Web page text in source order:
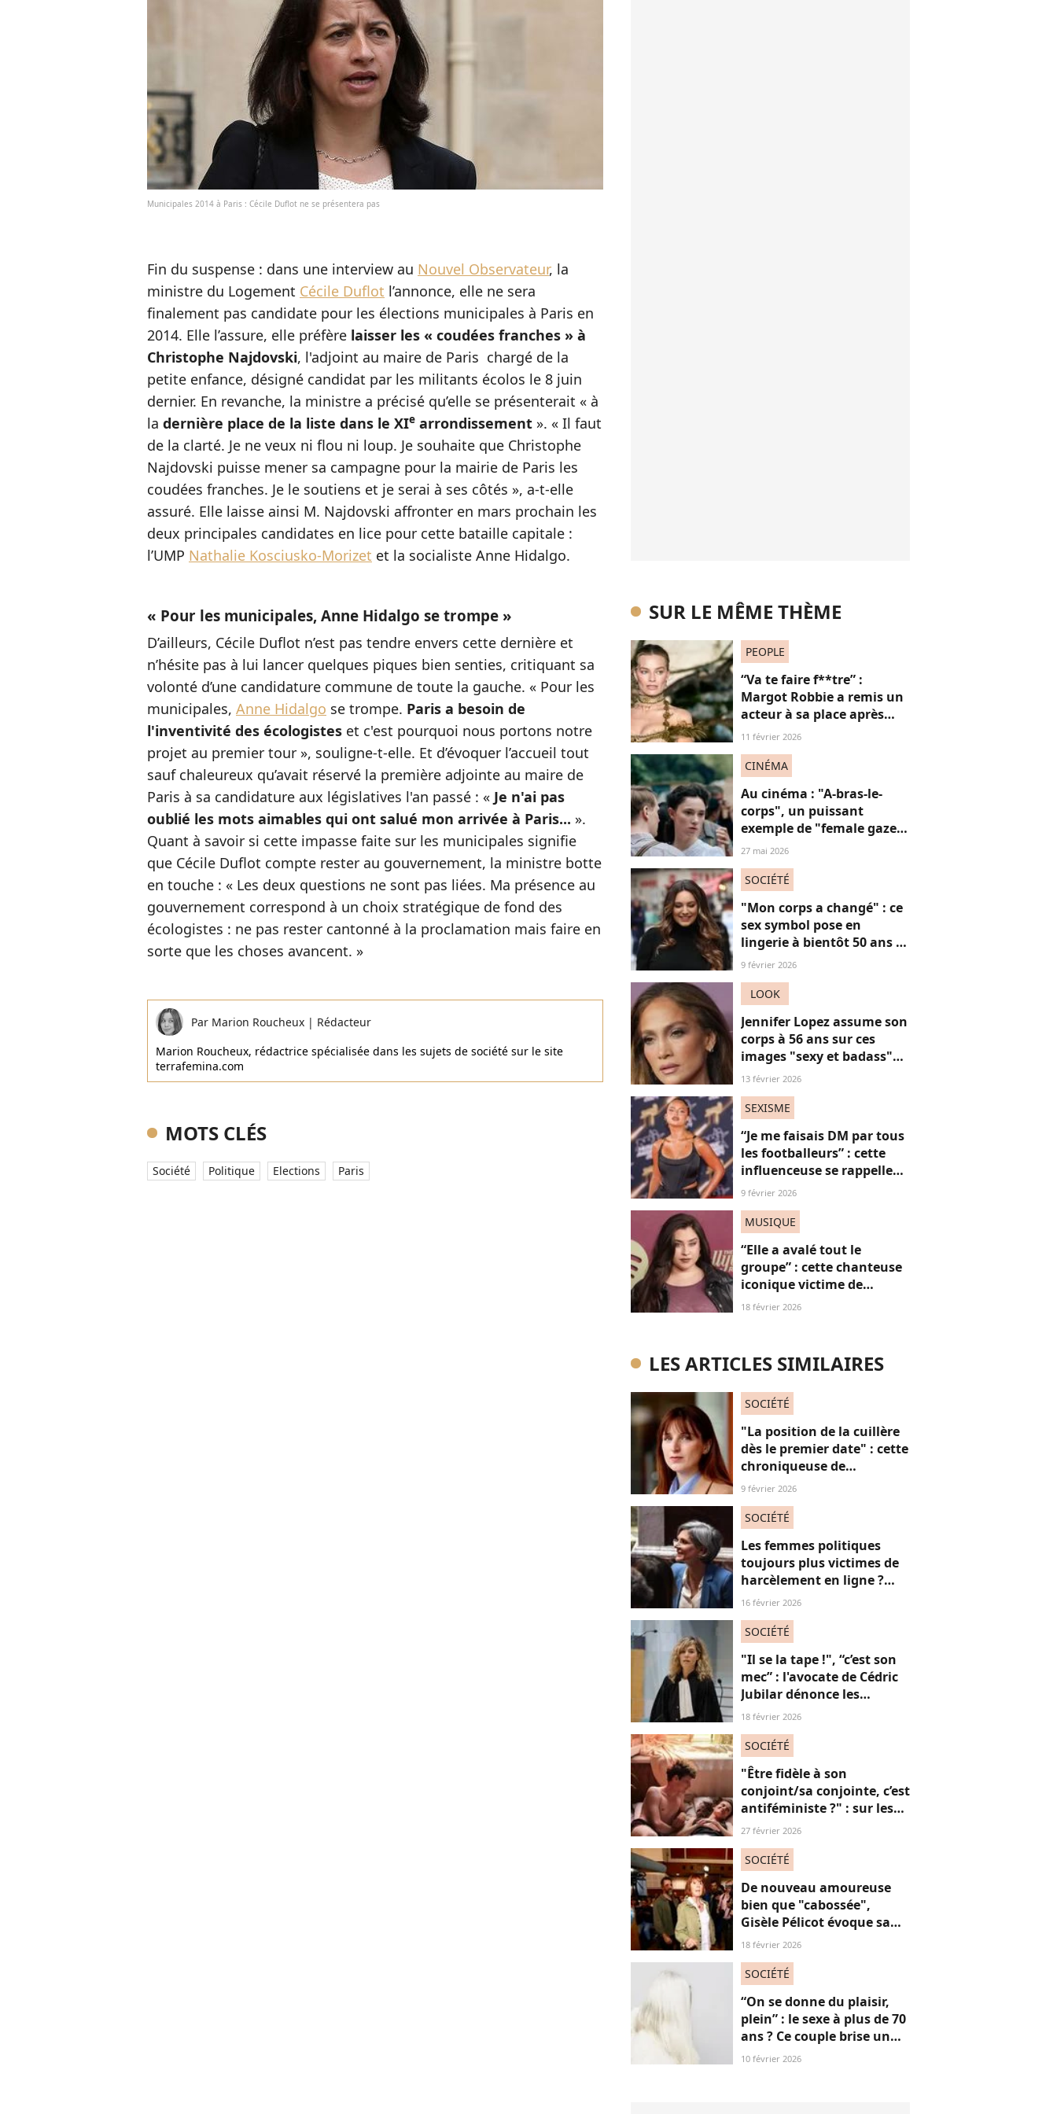
Municipales 2014 à Paris : Cécile Duflot ne se présentera pas
Fin du suspense : dans une interview au Nouvel Observateur, la
ministre du Logement Cécile Duflot l’annonce, elle ne sera
finalement pas candidate pour les élections municipales à Paris en
2014. Elle l’assure, elle préfère laisser les « coudées franches » à
Christophe Najdovski, l'adjoint au maire de Paris chargé de la
petite enfance, désigné candidat par les militants écolos le 8 juin
dernier. En revanche, la ministre a précisé qu’elle se présenterait « à
la dernière place de la liste dans le XIe arrondissement ». « Il faut
de la clarté. Je ne veux ni flou ni loup. Je souhaite que Christophe
Najdovski puisse mener sa campagne pour la mairie de Paris les
coudées franches. Je le soutiens et je serai à ses côtés », a-t-elle
assuré. Elle laisse ainsi M. Najdovski affronter en mars prochain les
deux principales candidates en lice pour cette bataille capitale :
l’UMP Nathalie Kosciusko-Morizet et la socialiste Anne Hidalgo.
« Pour les municipales, Anne Hidalgo se trompe »
D’ailleurs, Cécile Duflot n’est pas tendre envers cette dernière et
n’hésite pas à lui lancer quelques piques bien senties, critiquant sa
volonté d’une candidature commune de toute la gauche. « Pour les
municipales, Anne Hidalgo se trompe. Paris a besoin de
l'inventivité des écologistes et c'est pourquoi nous portons notre
projet au premier tour », souligne-t-elle. Et d’évoquer l’accueil tout
sauf chaleureux qu’avait réservé la première adjointe au maire de
Paris à sa candidature aux législatives l'an passé : « Je n'ai pas
oublié les mots aimables qui ont salué mon arrivée à Paris... ».
Quant à savoir si cette impasse faite sur les municipales signifie
que Cécile Duflot compte rester au gouvernement, la ministre botte
en touche : « Les deux questions ne sont pas liées. Ma présence au
gouvernement correspond à un choix stratégique de fond des
écologistes : ne pas rester cantonné à la proclamation mais faire en
sorte que les choses avancent. »
Par Marion Roucheux | Rédacteur
Marion Roucheux, rédactrice spécialisée dans les sujets de société sur le site
terrafemina.com
MOTS CLÉS
Société Politique Elections Paris
SUR LE MÊME THÈME
PEOPLE
“Va te faire f**tre” :
Margot Robbie a remis un
acteur à sa place après
qu’il lui a conseillé de
11 février 2026
CINÉMA
Au cinéma : "A-bras-le-
corps", un puissant
exemple de "female gaze"
à voir à tout prix
27 mai 2026
SOCIÉTÉ
"Mon corps a changé" : ce
sex symbol pose en
lingerie à bientôt 50 ans et
défend ses courbes "body
9 février 2026
LOOK
Jennifer Lopez assume son
corps à 56 ans sur ces
images "sexy et badass"
mais ça ne plaît pas à tout
13 février 2026
SEXISME
“Je me faisais DM par tous
les footballeurs” : cette
influenceuse se rappelle
l’hypersexualisation
14 ans
9 février 2026
MUSIQUE
“Elle a avalé tout le
groupe” : cette chanteuse
iconique victime de
grossophobie suite à ces
18 février 2026
LES ARTICLES SIMILAIRES
SOCIÉTÉ
"La position de la cuillère
dès le premier date" : cette
chroniqueuse de
Quotidien s'amuse de
absolument jubilatoire
9 février 2026
SOCIÉTÉ
Les femmes politiques
toujours plus victimes de
harcèlement en ligne ?
Une étude interroge ce
16 février 2026
SOCIÉTÉ
"Il se la tape !", “c’est son
mec” : l'avocate de Cédric
Jubilar dénonce les
réflexions misogynes
subissent toutes ses
consœurs
18 février 2026
SOCIÉTÉ
"Être fidèle à son
conjoint/sa conjointe, c’est
antiféministe ?" : sur les
réseaux sociaux, cette
27 février 2026
SOCIÉTÉ
De nouveau amoureuse
bien que "cabossée",
Gisèle Pélicot évoque sa
nouvelle vie avec
18 février 2026
SOCIÉTÉ
“On se donne du plaisir,
plein” : le sexe à plus de 70
ans ? Ce couple brise un
non-dit sur ces images
10 février 2026